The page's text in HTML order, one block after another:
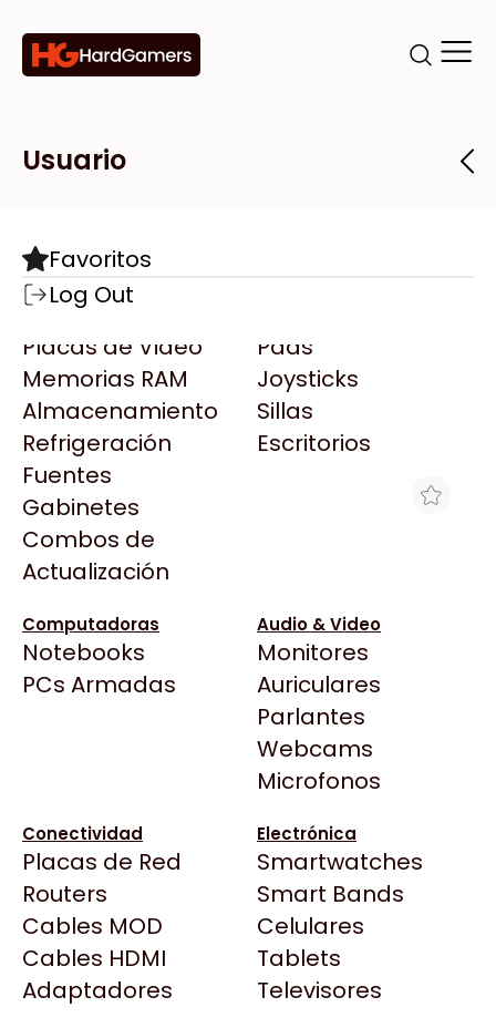
Categorías
Componentes
Motherboards
Microprocesadores
Placas de Video
Memorias RAM
Almacenamiento
Refrigeración
Fuentes
Gabinetes
Combos de
Actualización
Pads
Joysticks
Sillas
Escritorios
Computadoras
Notebooks
PCs Armadas
Audio & Video
Monitores
Auriculares
Parlantes
Webcams
Microfonos
Conectividad
Placas de Red
Routers
Cables MOD
Cables HDMI
Adaptadores
Electrónica
Smartwatches
Smart Bands
Celulares
Tablets
Televisores
Marcas
Todas las Marcas
AMD
AULA
Acer
Adata
AeroCool
Antec
Arkham
Asrock
BenQ
CX
Cooler Master
Deepcool
Dell
EVGA
Gamemax
Genesis
Genius
Tiendas
Destacadas
Todas las Tiendas
Click Gaming
Compufan Store
Dinobyte
Full H4rd
Gaming City
Gezatek
Usuario
Favoritos
Log Out
HT ACCESORIO ANGULO EXTERNO
PARA C.C 14X7 MARFIL
$68
Ver producto en la página de Max Tecno